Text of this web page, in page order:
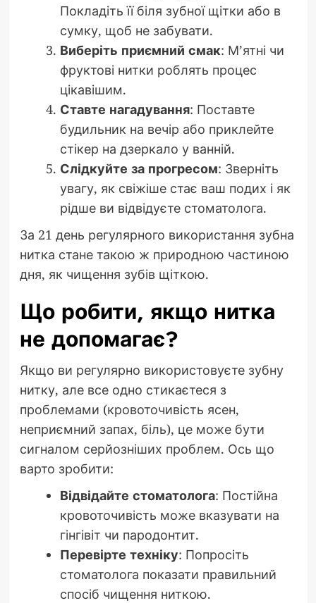
Покладіть її біля зубної щітки або в
сумку, щоб не забувати.
Виберіть приємний смак: М’ятні чи
фруктові нитки роблять процес
цікавішим.
Ставте нагадування: Поставте
будильник на вечір або приклейте
стікер на дзеркало у ванній.
Слідкуйте за прогресом: Зверніть
увагу, як свіжіше стає ваш подих і як
рідше ви відвідуєте стоматолога.
За 21 день регулярного використання зубна
нитка стане такою ж природною частиною
дня, як чищення зубів щіткою.
Що робити, якщо нитка
не допомагає?
Якщо ви регулярно використовуєте зубну
нитку, але все одно стикаєтеся з
проблемами (кровоточивість ясен,
неприємний запах, біль), це може бути
сигналом серйозніших проблем. Ось що
варто зробити:
Відвідайте стоматолога: Постійна
кровоточивість може вказувати на
гінгівіт чи пародонтит.
Перевірте техніку: Попросіть
стоматолога показати правильний
спосіб чищення ниткою.